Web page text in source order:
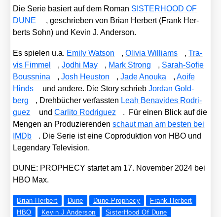
Die Serie basiert auf dem Roman SISTERHOOD OF
DUNE
, geschrie­ben von Bri­an Her­bert (Frank Her­
berts Sohn) und Kevin J. Ander­son.
Es spie­len u.a. Emi­ly Wat­son ,Oli­via Wil­liams ,Tra­
vis Fim­mel
,Jodhi May , Mark Strong , Sarah-Sofie
Bouss­ni­na
,Josh Heu­s­ton ,Jade Anou­ka ,Aoi­fe
Hinds
und ande­re. Die Sto­ry schriebJor­dan Gold­
berg
, Dreh­bü­cher ver­fass­ten Leah Bena­vi­des Rodri­
guez
undCar­li­to Rodri­guez
. Für einen Blick auf die
Men­gen an Pro­du­zie­ren­denschaut man am bes­ten bei
IMDb
. Die Serie ist eine Copro­duk­ti­on von HBO und
Legen­da­ry Tele­vi­si­on.
DUNE: PROPHECY star­tet am 17. Novem­ber 2024 bei
HBO Max.
Brian Herbert Dune Dune Prophecy
Frank Herbert
HBO
Kevin J Anderson
SisterHood Of Dune